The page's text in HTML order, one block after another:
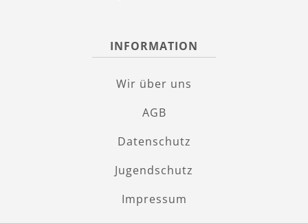
INFORMATION
Wir über uns
AGB
Datenschutz
Jugendschutz
Impressum